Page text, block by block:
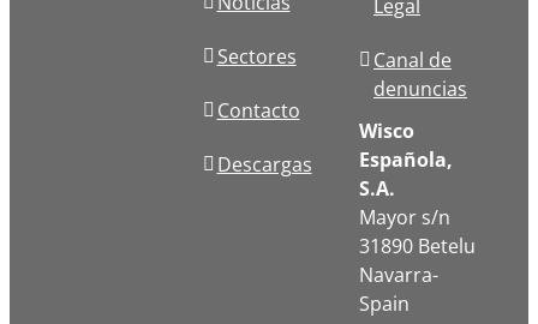
Sectores
Contacto
Descargas
Legal
Canal de
denuncias
Wisco
Española,
S.A.
Mayor s/n
31890 Betelu
Navarra-
Spain